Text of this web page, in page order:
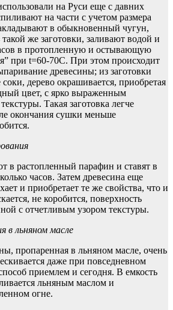
на Руси еще с давних
на части с учетом размера
в обыкновенный чугун,
же заготовки, заливают водой и
в протопленную и остывающую
при t=60-70C. При этом происходит
древесины; из заготовки
дерево окрашивается, приобретая
цвет, с ярко выраженным
Такая заготовка легче
окончания сушки меньше
в растопленный парафин и ставят в
часов. Затем древесина еще
и приобретает те же свойства, что и
не коробится, поверхность
с отчетливым узором текстуры.
в льняном масле
пропаренная в льняном масле, очень
даже при повседневном
приемлем и сегодня. В емкость
льняным маслом и
огне.